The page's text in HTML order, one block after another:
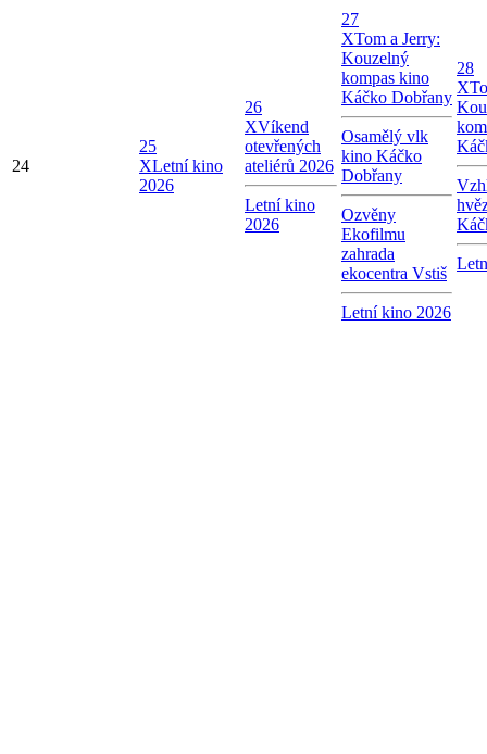
24
25
XLetní kino
2026
26
XVíkend
otevřených
ateliérů 2026
Letní kino
2026
27
XTom a Jerry:
Kouzelný
kompas kino
Káčko Dobřany
Osamělý vlk
kino Káčko
Dobřany
Ozvěny
Ekofilmu
zahrada
ekocentra Vstiš
Letní kino 2026
28
X